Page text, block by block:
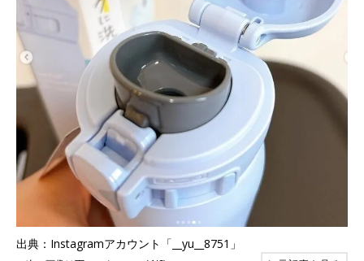
出典：Instagramアカウント「__yu__8751」